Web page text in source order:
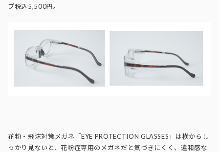
プ税込5,500円。
花粉・飛沫対策メガネ「EYE PROTECTION GLASSES」は横からし
っかり見ないと、花粉症専用のメガネだと気づきにくく、違和感な